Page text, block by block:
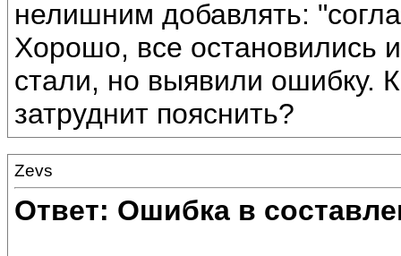
нелишним добавлять:
Хорошо, все остановились
стали, но выявили ошибку.
затруднит пояснить?
Zevs
Ответ: Ошибка в